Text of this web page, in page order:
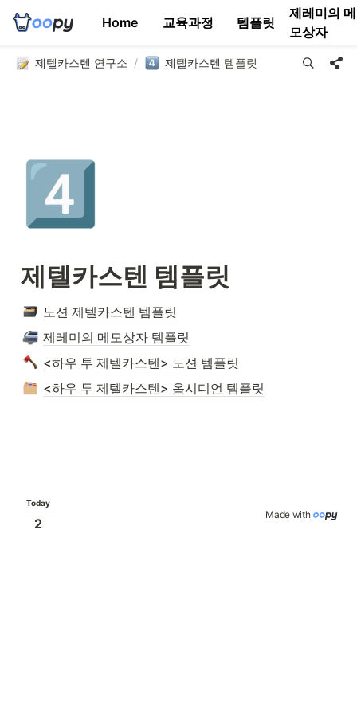
제텔카스텐 연구소 / 제텔카스텐 템플릿
4️⃣
제텔카스텐 템플릿
노션 제텔카스텐 템플릿
제레미의 메모상자 템플릿
<하우 투 제텔카스텐> 노션 템플릿
<하우 투 제텔카스텐> 옵시디언 템플릿
Today
2
Made with
Home 교육과정 템플릿
제레미의 메
모상자